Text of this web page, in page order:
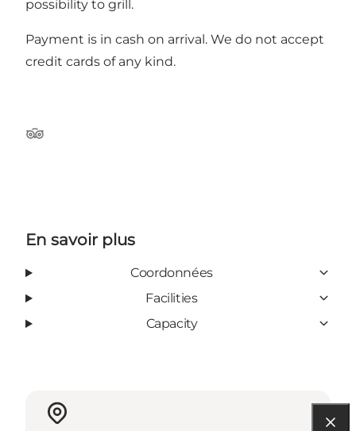
possibility to grill.
Payment is in cash on arrival. We do not accept
credit cards of any kind.
Tripadvisor
En savoir plus
Coordonnées
Facilities
Capacity